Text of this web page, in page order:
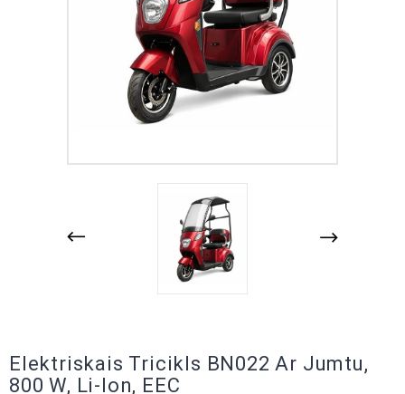
Elektriskais Tricikls BN022 Ar Jumtu,
800 W, Li-Ion, EEC